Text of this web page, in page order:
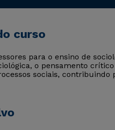
curso
para o ensino de
o pensamento
sociais,